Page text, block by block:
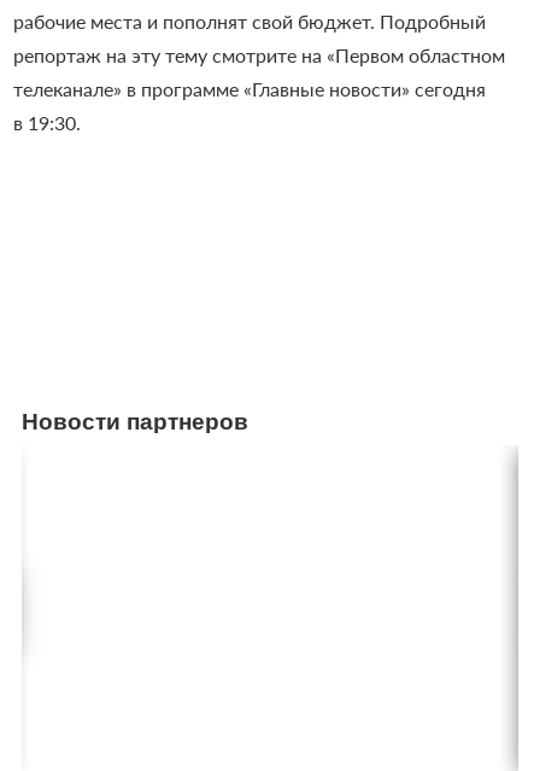
рабочие места и пополнят свой бюджет. Подробный
репортаж на эту тему смотрите на «Первом областном
телеканале» в программе «Главные новости» сегодня
в 19:30.
Новости партнеров